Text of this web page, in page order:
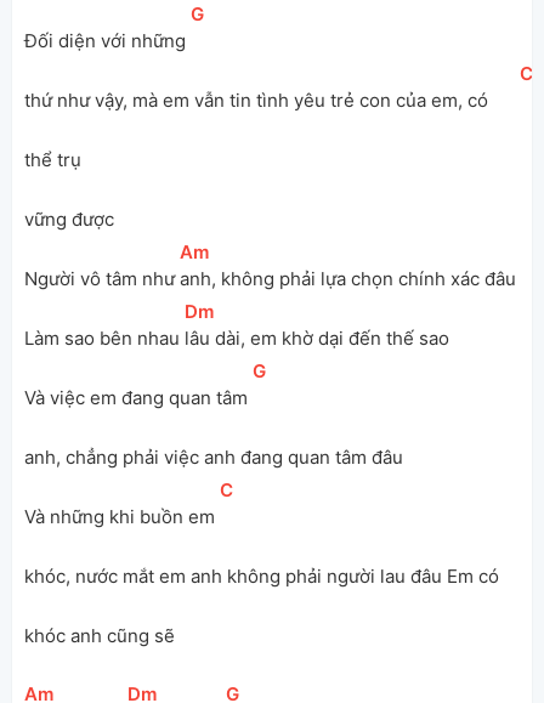
Đối diện với những
[
G
thứ như vậy, mà em vẫn tin tình yêu trẻ con của em, có
thể trụ
[
C
vững được
Người vô tâm như
[
Am
anh, không phải lựa chọn chính xác đâu
Làm sao bên nhau
[Dm
lâu dài, em khờ dại đến thế sao
Và việc em đang quan tâm
[
G
anh, chẳng phải việc anh đang quan tâm đâu
Và những khi buồn em
[
C
khóc, nước mắt em anh không phải người lau đâu Em có
khóc anh cũng sẽ
[
Am [Dm [
G